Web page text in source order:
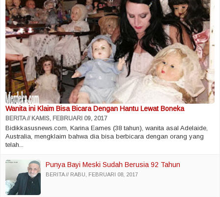
Wanita ini Klaim Bisa Bicara Dengan Hantu Lewat Boneka
BERITA KAMIS, FEBRUARI 09, 2017
Bidikkasusnews.com, Karina Eames (38 tahun), wanita asal Adelaide,
Australia, mengklaim bahwa dia bisa berbicara dengan orang yang
telah...
Punya Bayi Meski Sudah Berusia 92 Tahun
BERITA RABU, FEBRUARI 08, 2017